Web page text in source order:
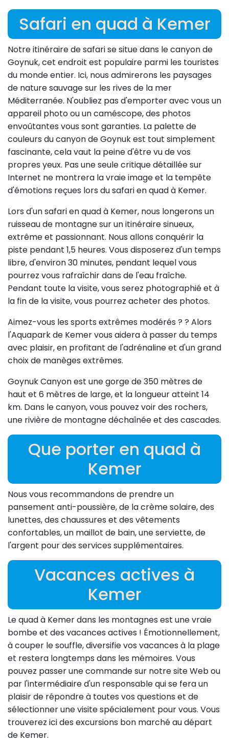
Safari en quad à Kemer
Notre itinéraire de safari se situe dans le canyon de
Goynuk, cet endroit est populaire parmi les touristes
du monde entier. Ici, nous admirerons les paysages
de nature sauvage sur les rives de la mer
Méditerranée. N'oubliez pas d'emporter avec vous un
appareil photo ou un caméscope, des photos
envoûtantes vous sont garanties. La palette de
couleurs du canyon de Goynuk est tout simplement
fascinante, cela vaut la peine d'être vu de vos
propres yeux. Pas une seule critique détaillée sur
Internet ne montrera la vraie image et la tempête
d'émotions reçues lors du safari en quad à Kemer.
Lors d'un safari en quad à Kemer, nous longerons un
ruisseau de montagne sur un itinéraire sinueux,
extrême et passionnant. Nous allons conquérir la
piste pendant 1,5 heures. Vous disposerez d'un temps
libre, d'environ 30 minutes, pendant lequel vous
pourrez vous rafraîchir dans de l'eau fraîche.
Pendant toute la visite, vous serez photographié et à
la fin de la visite, vous pourrez acheter des photos.
Aimez-vous les sports extrêmes modérés ? ? Alors
l'Aquapark de Kemer vous aidera à passer du temps
avec plaisir, en profitant de l'adrénaline et d'un grand
choix de manèges extrêmes.
Goynuk Canyon est une gorge de 350 mètres de
haut et 6 mètres de large, et la longueur atteint 14
km. Dans le canyon, vous pouvez voir des rochers,
une rivière de montagne déchaînée et des cascades.
Que porter en quad à
Kemer
Nous vous recommandons de prendre un
pansement anti-poussière, de la crème solaire, des
lunettes, des chaussures et des vêtements
confortables, un maillot de bain, une serviette, de
l'argent pour des services supplémentaires.
Vacances actives à
Kemer
Le quad à Kemer dans les montagnes est une vraie
bombe et des vacances actives ! Émotionnellement,
à couper le souffle, diversifie vos vacances à la plage
et restera longtemps dans les mémoires. Vous
pouvez passer une commande sur notre site Web ou
par l'intermédiaire d'un responsable qui se fera un
plaisir de répondre à toutes vos questions et de
sélectionner une visite spécialement pour vous. Vous
trouverez ici des excursions bon marché au départ
de Kemer.